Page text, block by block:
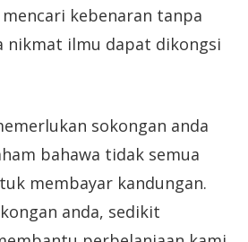
kebenaran tanpa
nikmat ilmu dapat dikongsi
sokongan anda
bahawa tidak semua
membayar kandungan.
anda, sedikit